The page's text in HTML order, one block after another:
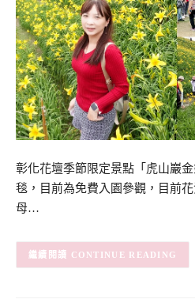
彰化花壇季節限定景點「虎山巖
毯，目前為免費入園參觀，目前
母…
CONTINUE READING